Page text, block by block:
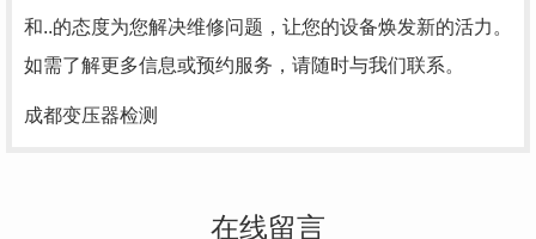
和..的态度为您解决维修问题，让您的设备焕发新的活力。
如需了解更多信息或预约服务，请随时与我们联系。
成都变压器检测
在线留言